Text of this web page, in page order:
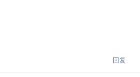
回复